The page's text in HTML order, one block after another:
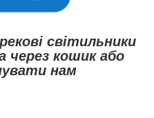
світильники
через кошик або
нам